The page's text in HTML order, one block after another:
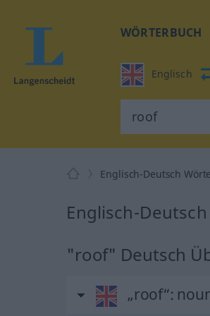
WÖRTERBUCH
Englisch
Englisch-Deutsch
Englisch-
"roof" Deutsch
„roof“: